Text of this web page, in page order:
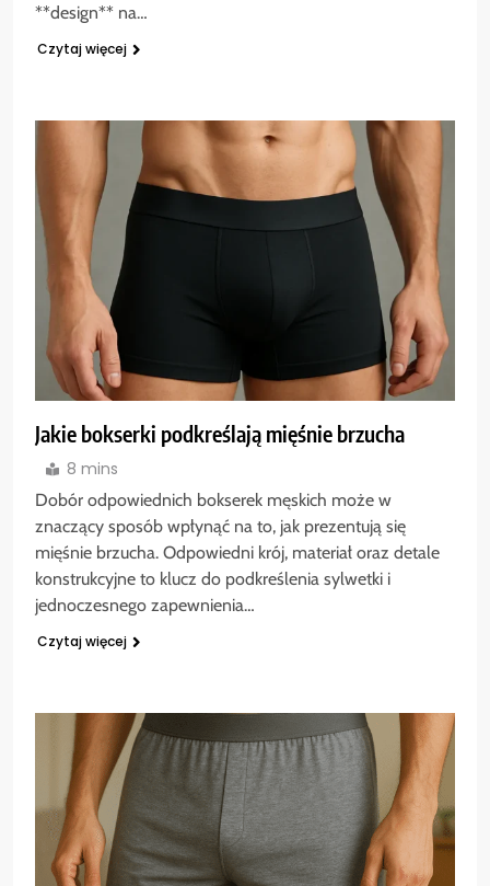
**design** na…
Czytaj więcej
Jakie bokserki podkreślają mięśnie brzucha
8 mins
Dobór odpowiednich bokserek męskich może w
znaczący sposób wpłynąć na to, jak prezentują się
mięśnie brzucha. Odpowiedni krój, materiał oraz detale
konstrukcyjne to klucz do podkreślenia sylwetki i
jednoczesnego zapewnienia…
Czytaj więcej